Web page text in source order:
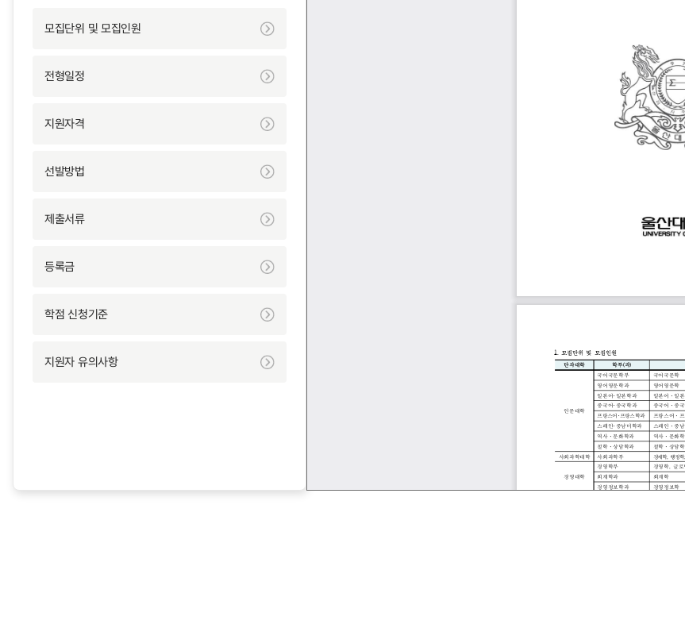
모집단위 및 모집인원
전형일정
지원자격
선발방법
제출서류
등록금
학점 신청기준
지원자 유의사항